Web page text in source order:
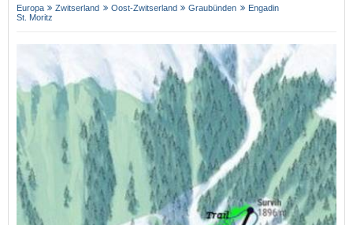
Europa Zwitserland Oost-Zwitserland Graubünden
Engadin
St. Moritz